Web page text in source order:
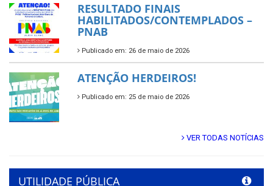
RESULTADO FINAIS
HABILITADOS/CONTEMPLADOS –
PNAB
Publicado em: 26 de maio de 2026
ATENÇÃO HERDEIROS!
Publicado em: 25 de maio de 2026
VER TODAS NOTÍCIAS
UTILIDADE PÚBLICA